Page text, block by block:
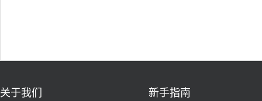
关于我们 新手指南